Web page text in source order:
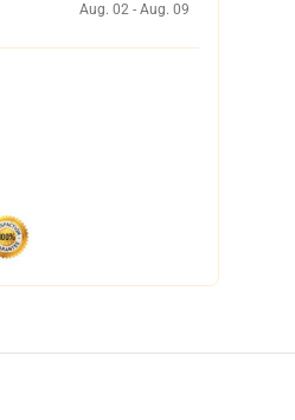
Aug. 02 - Aug. 09